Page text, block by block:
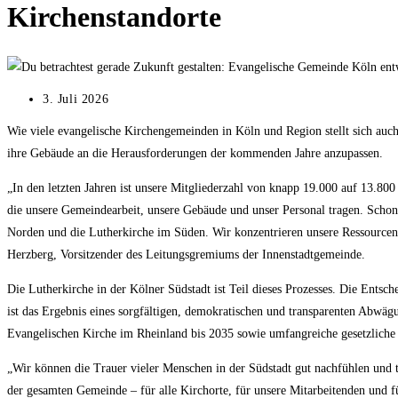
Kirchenstandorte
Beitrag
3. Juli 2026
Wie viele evangelische Kirchengemeinden in Köln und Region stellt sich
ihre Gebäude an die Herausforderungen der kommenden Jahre anzupassen.
„In den letzten Jahren ist unsere Mitgliederzahl von knapp 19.000 auf
die unsere Gemeindearbeit, unsere Gebäude und unser Personal tragen.
Norden und die Lutherkirche im Süden. Wir konzentrieren unsere
Herzberg, Vorsitzender des Leitungsgremiums der Innenstadtgemeinde.
Die Lutherkirche in der Kölner Südstadt ist Teil dieses Prozesses. Die
ist das Ergebnis eines sorgfältigen, demokratischen und transparenten
Evangelischen Kirche im Rheinland bis 2035 sowie umfangreiche
„Wir können die Trauer vieler Menschen in der Südstadt gut nachfühlen
der gesamten Gemeinde – für alle Kirchorte, für unsere Mitarbeitenden